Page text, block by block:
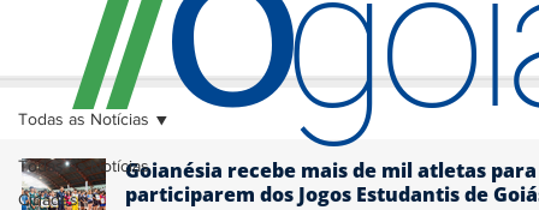
Todas as Notícias
Cidades
Todas as Notícias
Goianésia recebe mais de mil atletas para
participarem dos Jogos Estudantis de